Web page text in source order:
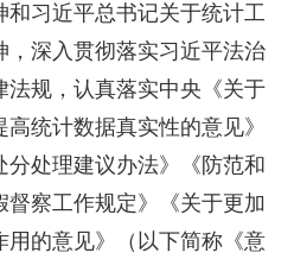
习近平总书记关于统计工
，深入贯彻落实习近平法治
法规，认真落实中央《关于
统计数据真实性的意见》
分处理建议办法》《防范和
察工作规定》《关于更加
用的意见》（以下简称《意